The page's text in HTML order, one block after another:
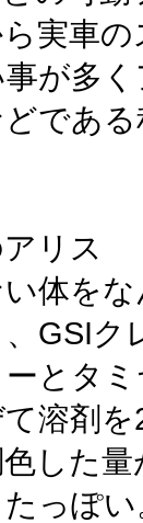
実車
が多
どであ
リス
体を
、GSIク
とタ
溶剤
色した
っぽい